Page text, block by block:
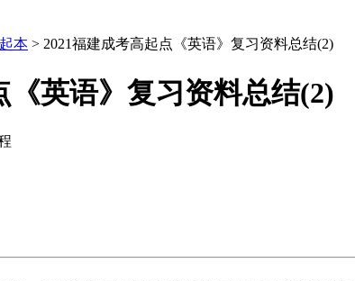
本 > 2021福建成考高起点《英语》复习资料总结(2)
《英语》复习资料总结(2)